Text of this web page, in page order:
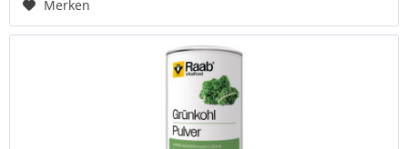
Merken